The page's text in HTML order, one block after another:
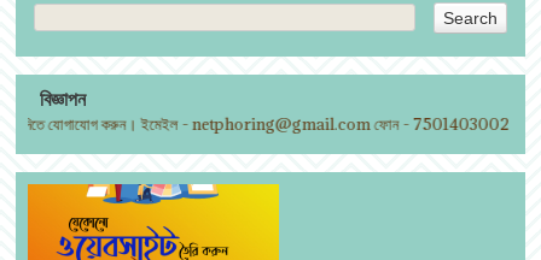
বিজ্ঞাপন
দিতে যোগাযোগ করুন। ইমেইল - netphoring@gmail.com ফোন - 7501403002